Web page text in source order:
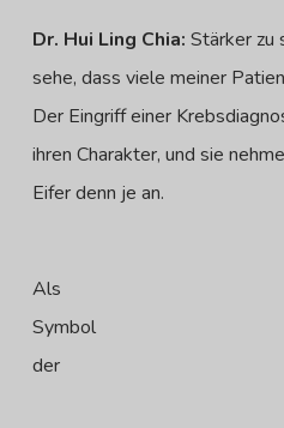
Dr. Hui Ling Chia: Stärker zu
sehe, dass viele meiner
Der Eingriff einer
ihren Charakter, und sie
Eifer denn je an.
Als
Symbol
der